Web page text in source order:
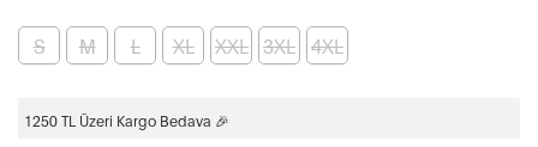
S M L XL XXL 3XL 4XL
1250 TL Üzeri Kargo Bedava 🎉